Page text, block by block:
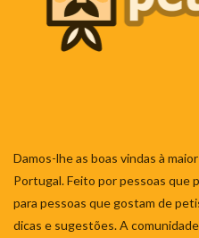
Damos-lhe as boas vindas à
Portugal. Feito por pessoas que
para pessoas que gostam de
dicas e sugestões. A